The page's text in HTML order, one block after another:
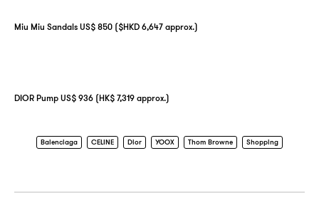
Miu Miu Sandals US$ 850 ($HKD 6,647 approx.)
DIOR Pump US$ 936 (HK$ 7,319 approx.)
Balenciaga CELINE Dior YOOX Thom Browne Shopping